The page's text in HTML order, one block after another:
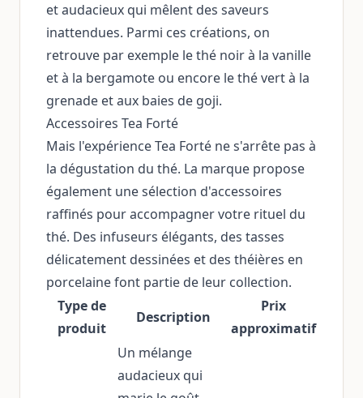
et audacieux qui mêlent des saveurs
inattendues. Parmi ces créations, on
retrouve par exemple le thé noir à la vanille
et à la bergamote ou encore le thé vert à la
grenade et aux baies de goji.
Accessoires Tea Forté
Mais l'expérience Tea Forté ne s'arrête pas à
la dégustation du thé. La marque propose
également une sélection d'accessoires
raffinés pour accompagner votre rituel du
thé. Des infuseurs élégants, des tasses
délicatement dessinées et des théières en
porcelaine font partie de leur collection.
Type de
produit
Description
Prix
approximatif
Un mélange
audacieux qui